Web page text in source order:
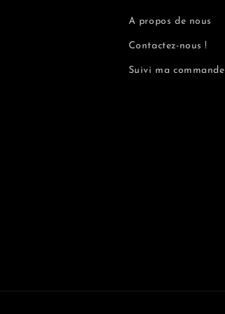
A propos de nous
Contactez-nous !
Suivi ma commande